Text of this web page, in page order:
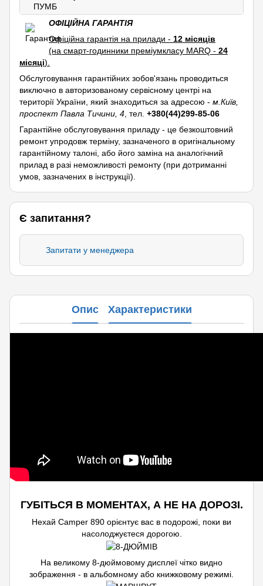
ОФІЦІЙНА ГАРАНТІЯ
Офіційна гарантія на прилади - 12 місяців
(на смарт-годинники преміумкласу MARQ - 24
місяці).
Обслуговування гарантійних зобов'язань проводиться
виключно в авторизованому сервісному центрі на
території України, який знаходиться за адресою - м.Київ,
проспект Павла Тичини, 4 , тел. +380(44)299-85-06
Гарантійне обслуговування приладу - це безкоштовний
ремонт упродовж терміну, зазначеного в оригінальному
гарантійному талоні, або його заміна на аналогічний
прилад в разі неможливості ремонту (при дотриманні
умов, зазначених в інструкції).
Є запитання?
Запитати у менеджера
Опис Характеристики
ГУБІТЬСЯ В МОМЕНТАХ, А НЕ НА ДОРОЗІ.
Нехай Camper 890 орієнтує вас в подорожі, поки ви
насолоджуєтеся дорогою.
На великому 8-дюймовому дисплеї чітко видно
зображення - в альбомному або книжковому режимі.